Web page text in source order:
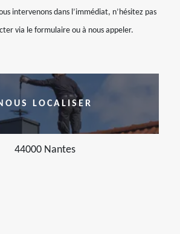
intervenons dans l’immédiat, n’hésitez pas
via le formulaire ou à nous appeler.
LOCALISER
44000 Nantes